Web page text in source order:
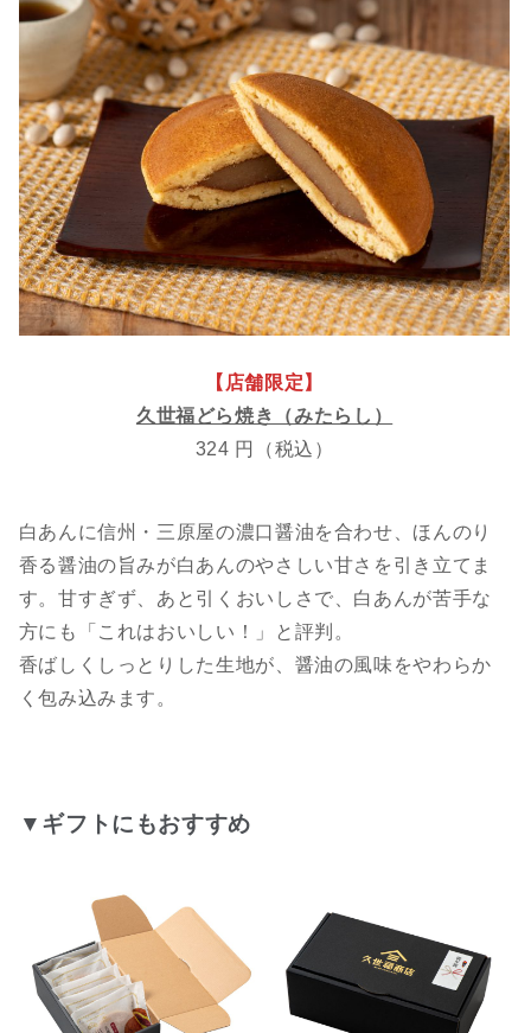
【店舗限定】
久世福どら焼き（みたらし）
324 円（税込）
白あんに信州・三原屋の濃口醤油を合わせ、ほんのり
香る醤油の旨みが白あんのやさしい甘さを引き立てま
す。甘すぎず、あと引くおいしさで、白あんが苦手な
方にも「これはおいしい！」と評判。
香ばしくしっとりした生地が、醤油の風味をやわらか
く包み込みます。
▼ギフトにもおすすめ